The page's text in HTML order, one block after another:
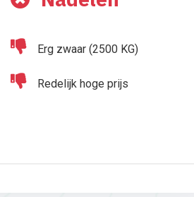
Erg zwaar (2500 KG)
Redelijk hoge prijs